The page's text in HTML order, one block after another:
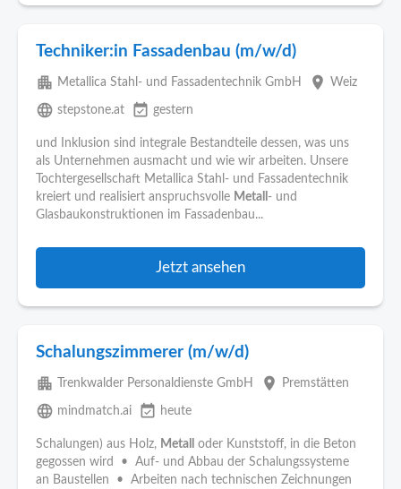
Techniker:in Fassadenbau (m/w/d)
apartment Metallica Stahl- und Fassadentechnik GmbH place Weiz
language stepstone.at event_available gestern
und Inklusion sind integrale Bestandteile dessen, was uns
als Unternehmen ausmacht und wie wir arbeiten. Unsere
Tochtergesellschaft Metallica Stahl- und Fassadentechnik
kreiert und realisiert anspruchsvolle Metall - und
Glasbaukonstruktionen im Fassadenbau...
Jetzt ansehen
Schalungszimmerer (m/w/d)
apartment Trenkwalder Personaldienste GmbH place Premstätten
language mindmatch.ai event_available heute
Schalungen) aus Holz, Metall
oder Kunststoff, in die Beton
gegossen wird • Auf- und Abbau der Schalungssysteme
an Baustellen • Arbeiten nach technischen Zeichnungen